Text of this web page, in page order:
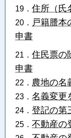
19． 住所（氏
20． 戸籍謄本
申書
21． 住民票の
申書
22． 農地の名
23． 名義変更
24． 登記の第
25． 不動産の